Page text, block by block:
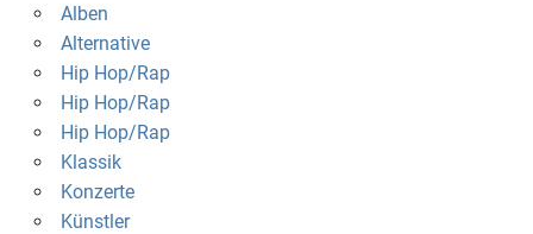
Alben
Alternative
Hip Hop/Rap
Hip Hop/Rap
Hip Hop/Rap
Klassik
Konzerte
Künstler